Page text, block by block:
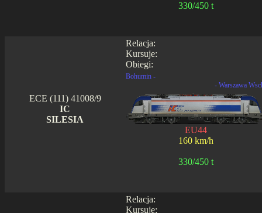
330/450 t
Relacja:
Kursuje:
Obiegi:
ECE (111) 41008/9
IC
SILESIA
Bohumin -
- Warszawa
EU44
160 km/h
330/450 t
Relacja:
Kursuje: